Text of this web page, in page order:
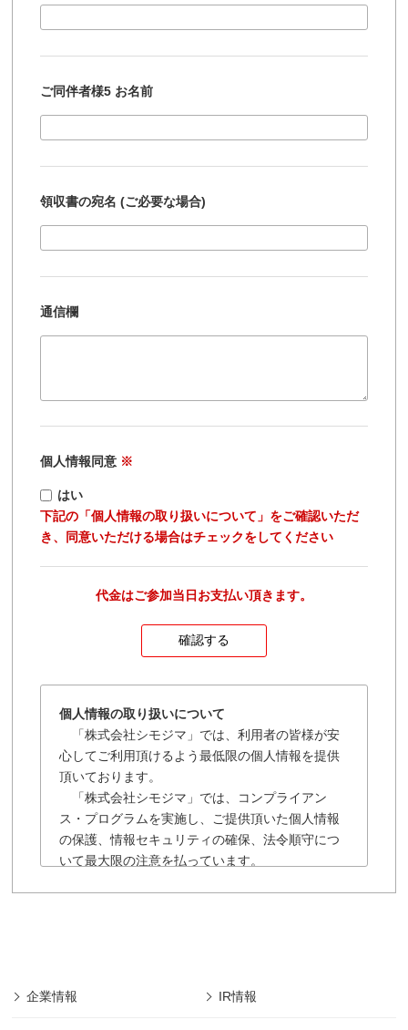
ご同伴者様5 お名前
領収書の宛名 (ご必要な場合)
通信欄
個人情報同意 ※
はい
下記の「個人情報の取り扱いについて」をご確認いただ
き、同意いただける場合はチェックをしてください
代金はご参加当日お支払い頂きます。
個人情報の取り扱いについて
「株式会社シモジマ」では、利用者の皆様が安
心してご利用頂けるよう最低限の個人情報を提供
頂いております。
「株式会社シモジマ」では、コンプライアン
ス・プログラムを実施し、ご提供頂いた個人情報
の保護、情報セキュリティの確保、法令順守につ
いて最大限の注意を払っています。
報の保護に細心の注意を払うものとします。
企業情報 IR情報